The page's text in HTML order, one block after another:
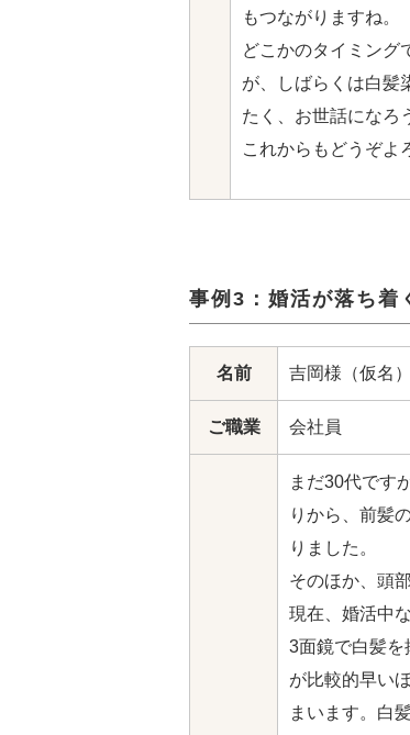
もつながりますね。
どこかのタイミング
が、しばらくは白髪
たく、お世話になろ
これからもどうぞよ
事例3：婚活が落ち着
名前 吉岡様（仮名
ご職業 会社員
まだ30代です
りから、前髪
りました。
そのほか、頭
現在、婚活中
3面鏡で白髪を
が比較的早い
まいます。白